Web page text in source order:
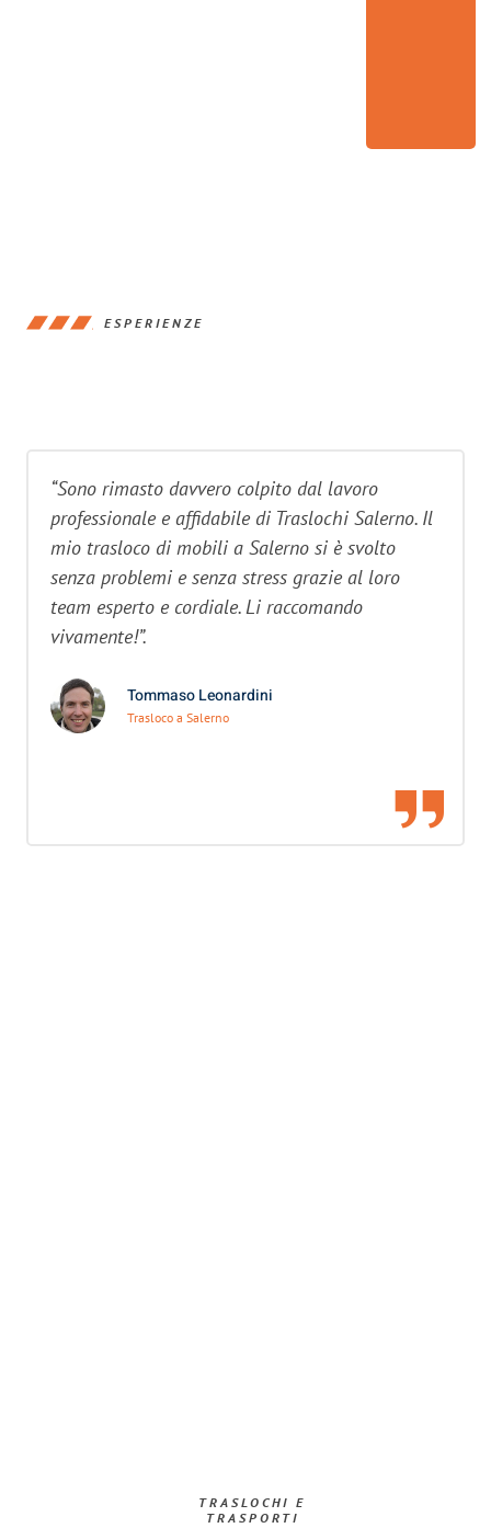
ESPERIENZE
“Sono rimasto davvero colpito dal lavoro
professionale e affidabile di Traslochi Salerno. Il
mio trasloco di mobili a Salerno si è svolto
senza problemi e senza stress grazie al loro
team esperto e cordiale. Li raccomando
vivamente!”.
Tommaso Leonardini
Trasloco a Salerno
TRASLOCHI E
TRASPORTI​